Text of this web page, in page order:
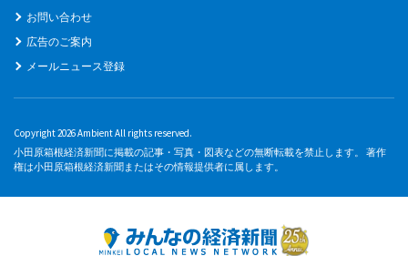
お問い合わせ
広告のご案内
メールニュース登録
Copyright 2026 Ambient All rights reserved.
小田原箱根経済新聞に掲載の記事・写真・図表などの無断転載を禁止します。 著作
権は小田原箱根経済新聞またはその情報提供者に属します。